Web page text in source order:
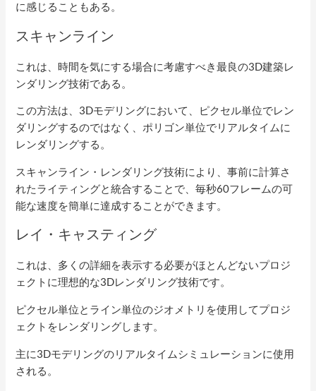
に感じることもある。
スキャンライン
これは、時間を気にする場合に考慮すべき最良の3D建築レ
ンダリング技術である。
この方法は、3Dモデリングにおいて、ピクセル単位でレン
ダリングするのではなく、ポリゴン単位でリアルタイムに
レンダリングする。
スキャンライン・レンダリング技術により、事前に計算さ
れたライティングと統合することで、毎秒60フレームの可
能な速度を簡単に達成することができます。
レイ・キャスティング
これは、多くの詳細を表示する必要がほとんどないプロジ
ェクトに理想的な3Dレンダリング技術です。
ピクセル単位とライン単位のジオメトリを使用してプロジ
ェクトをレンダリングします。
主に3Dモデリングのリアルタイムシミュレーションに使用
される。